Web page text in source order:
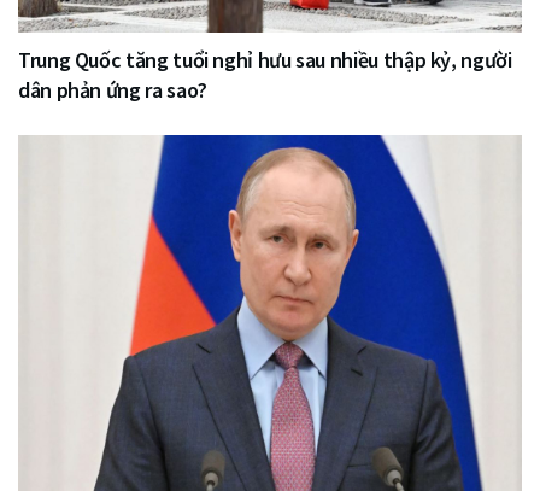
Trung Quốc tăng tuổi nghỉ hưu sau nhiều thập kỷ, người
dân phản ứng ra sao?